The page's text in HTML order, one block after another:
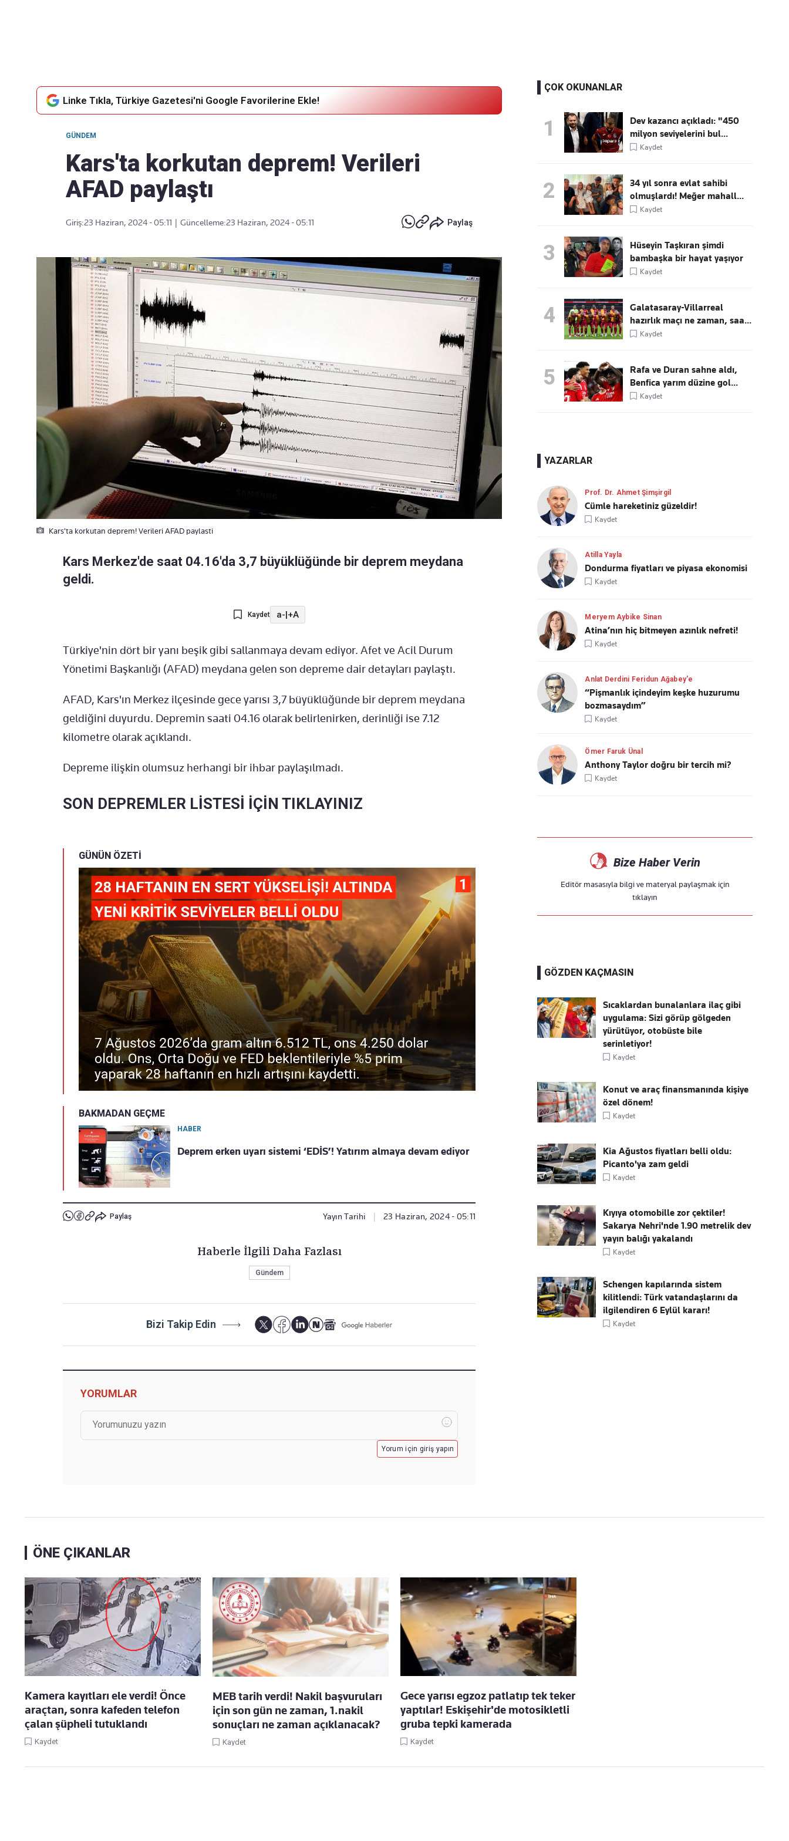
Linke Tıkla, Türkiye Gazetesi'ni Google Favorilerine Ekle!
GÜNDEM
Kars'ta korkutan deprem! Verileri
AFAD paylaştı
Giriş:23 Haziran, 2024 - 05:11 Güncelleme:23 Haziran, 2024 - 05:11 Paylaş
Kars'ta korkutan deprem! Verileri AFAD paylasti
Kars Merkez'de saat 04.16'da 3,7 büyüklüğünde bir deprem meydana
geldi.
Kaydet a-|+A
Türkiye'nin dört bir yanı beşik gibi sallanmaya devam ediyor. Afet ve Acil Durum
Yönetimi Başkanlığı (AFAD) meydana gelen son depreme dair detayları paylaştı.
AFAD, Kars'ın Merkez ilçesinde gece yarısı 3,7 büyüklüğünde bir deprem meydana
geldiğini duyurdu. Depremin saati 04.16 olarak belirlenirken, derinliği ise 7.12
kilometre olarak açıklandı.
Depreme ilişkin olumsuz herhangi bir ihbar paylaşılmadı.
SON DEPREMLER LİSTESİ İÇİN TIKLAYINIZ
GÜNÜN ÖZETİ
BAKMADAN GEÇME
HABER
Deprem erken uyarı sistemi ‘EDİS’! Yatırım almaya devam ediyor
Paylaş Yayın Tarihi 23 Haziran, 2024 - 05:11
Haberle İlgili Daha Fazlası
Gündem
Bizi Takip Edin
YORUMLAR
Yorum için giriş yapın
ÇOK OKUNANLAR
1
Dev kazancı açıkladı: "450
milyon seviyelerini bul...
Kaydet
2
34 yıl sonra evlat sahibi
olmuşlardı! Meğer mahall...
Kaydet
3
Hüseyin Taşkıran şimdi
bambaşka bir hayat yaşıyor
Kaydet
4
Galatasaray-Villarreal
hazırlık maçı ne zaman, saa...
Kaydet
5
Rafa ve Duran sahne aldı,
Benfica yarım düzine gol...
Kaydet
YAZARLAR
Prof. Dr. Ahmet Şimşirgil
Cümle hareketiniz güzeldir!
Kaydet
Atilla Yayla
Dondurma fiyatları ve piyasa ekonomisi
Kaydet
Meryem Aybike Sinan
Atina’nın hiç bitmeyen azınlık nefreti!
Kaydet
Anlat Derdini Feridun Ağabey'e
“Pişmanlık içindeyim keşke huzurumu
bozmasaydım”
Kaydet
Ömer Faruk Ünal
Anthony Taylor doğru bir tercih mi?
Kaydet
Bize Haber Verin
Editör masasıyla bilgi ve materyal paylaşmak için
tıklayın
GÖZDEN KAÇMASIN
Sıcaklardan bunalanlara ilaç gibi
uygulama: Sizi görüp gölgeden
yürütüyor, otobüste bile
serinletiyor!
Kaydet
Konut ve araç finansmanında kişiye
özel dönem!
Kaydet
Kia Ağustos fiyatları belli oldu:
Picanto'ya zam geldi
Kaydet
Kıyıya otomobille zor çektiler!
Sakarya Nehri'nde 1.90 metrelik dev
yayın balığı yakalandı
Kaydet
Schengen kapılarında sistem
kilitlendi: Türk vatandaşlarını da
ilgilendiren 6 Eylül kararı!
Kaydet
ÖNE ÇIKANLAR
Kamera kayıtları ele verdi! Önce
araçtan, sonra kafeden telefon
çalan şüpheli tutuklandı
Kaydet
MEB tarih verdi! Nakil başvuruları
için son gün ne zaman, 1.nakil
sonuçları ne zaman açıklanacak?
Kaydet
Gece yarısı egzoz patlatıp tek teker
yaptılar! Eskişehir'de motosikletli
gruba tepki kamerada
Kaydet